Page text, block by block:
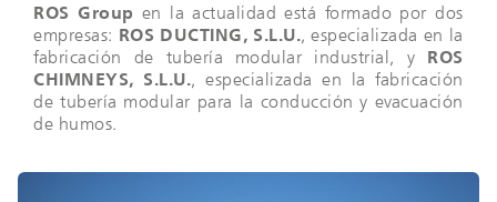
ROS Group en la actualidad está formado por dos
empresas: ROS DUCTING, S.L.U., especializada en la
fabricación de tubería modular industrial, y ROS
CHIMNEYS, S.L.U., especializada en la fabricación
de tubería modular para la conducción y evacuación
de humos.